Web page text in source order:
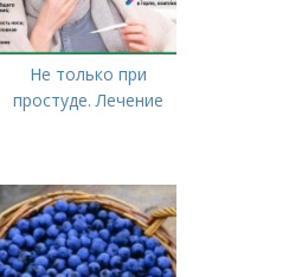
Не только при
простуде. Лечение